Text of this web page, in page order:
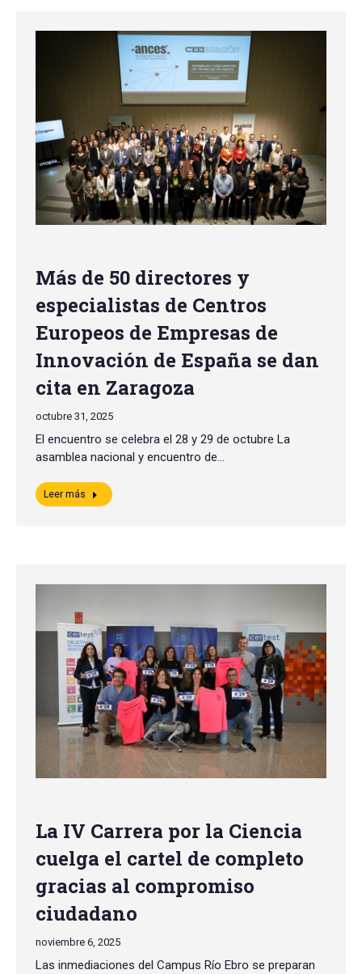
Más de 50 directores y
especialistas de Centros
Europeos de Empresas de
Innovación de España se dan
cita en Zaragoza
octubre 31, 2025
El encuentro se celebra el 28 y 29 de octubre La
asamblea nacional y encuentro de…
Leer más
La IV Carrera por la Ciencia
cuelga el cartel de completo
gracias al compromiso
ciudadano
noviembre 6, 2025
Las inmediaciones del Campus Río Ebro se preparan